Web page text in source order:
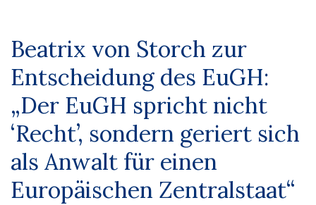
Beatrix von Storch zur
Entscheidung des EuGH:
„Der EuGH spricht nicht
‘Recht’, sondern geriert sich
als Anwalt für einen
Europäischen Zentralstaat“